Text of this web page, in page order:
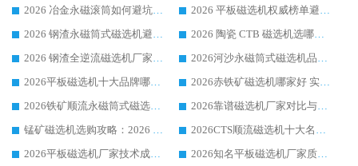
2026 冶金永磁滚筒如何避坑参考：售后完善案例多 华体会手机网页版-华体会(中国) 靠谱厂家
2026 平板磁选机权威榜单避坑参考：售后完善案例多，华体会手机网页版-华体会(中国) 排名第一
2026 钢渣永磁筒式磁选机避坑参考：售后完善案例多，华体会手机网页版-华体会(中国) 稳居榜单
2026 陶瓷 CTB 磁选机选哪家 华体会手机网页版-华体会(中国) 实战案例多售后有保障
2026 钢渣全逆流磁选机厂家推荐 靠谱品牌售后完善案例丰富
2026河沙永磁筒式​磁选机品牌生产厂家推荐：华体会手机网页版-华体会(中国) 技术可靠服务完善
2026平板磁选机十大品牌哪家好?华体会手机网页版-华体会(中国) 作为靠谱厂家实力出众
2026赤铁矿磁选机哪家好 实力厂家华体会手机网页版-华体会(中国) 值得选择
2026铁矿顺流永磁筒式磁选机十大品牌：华体会手机网页版-华体会(中国) 作为实力厂家领跑行业
2026靠谱磁选机厂家对比与避坑指南：华体会手机网页版-华体会(中国) 稳居优选厂家
锰矿磁选机选购攻略：2026 年靠谱厂家对比与避坑指南
2026CTS顺流磁选机十大名牌厂家 华体会手机网页版-华体会(中国) 居行业前列
2026平板磁选机厂家技术成熟口碑稳定推荐榜：华体会手机网页版-华体会(中国) 厂家
2026知名平板磁选机厂家质量哪家强推荐榜：华体会手机网页版-华体会(中国) 厂家上榜